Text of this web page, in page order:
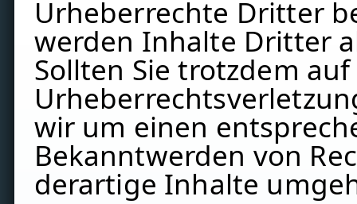
Urheberrechte Dritter
werden Inhalte Dritter
Sollten Sie trotzdem
wir um einen
Bekanntwerden von
derartige Inhalte